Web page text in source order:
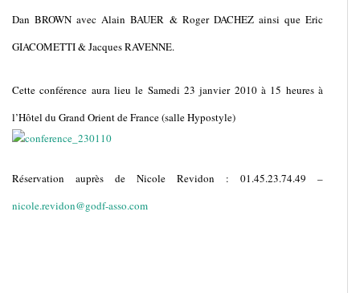
Dan BROWN avec Alain BAUER & Roger DACHEZ ainsi que Eric
GIACOMETTI & Jacques RAVENNE.
Cette conférence aura lieu le Samedi 23 janvier 2010 à 15 heures à
l’Hôtel du Grand Orient de France (salle Hypostyle)
Réservation auprès de Nicole Revidon : 01.45.23.74.49 –
nicole.revidon@godf-asso.com